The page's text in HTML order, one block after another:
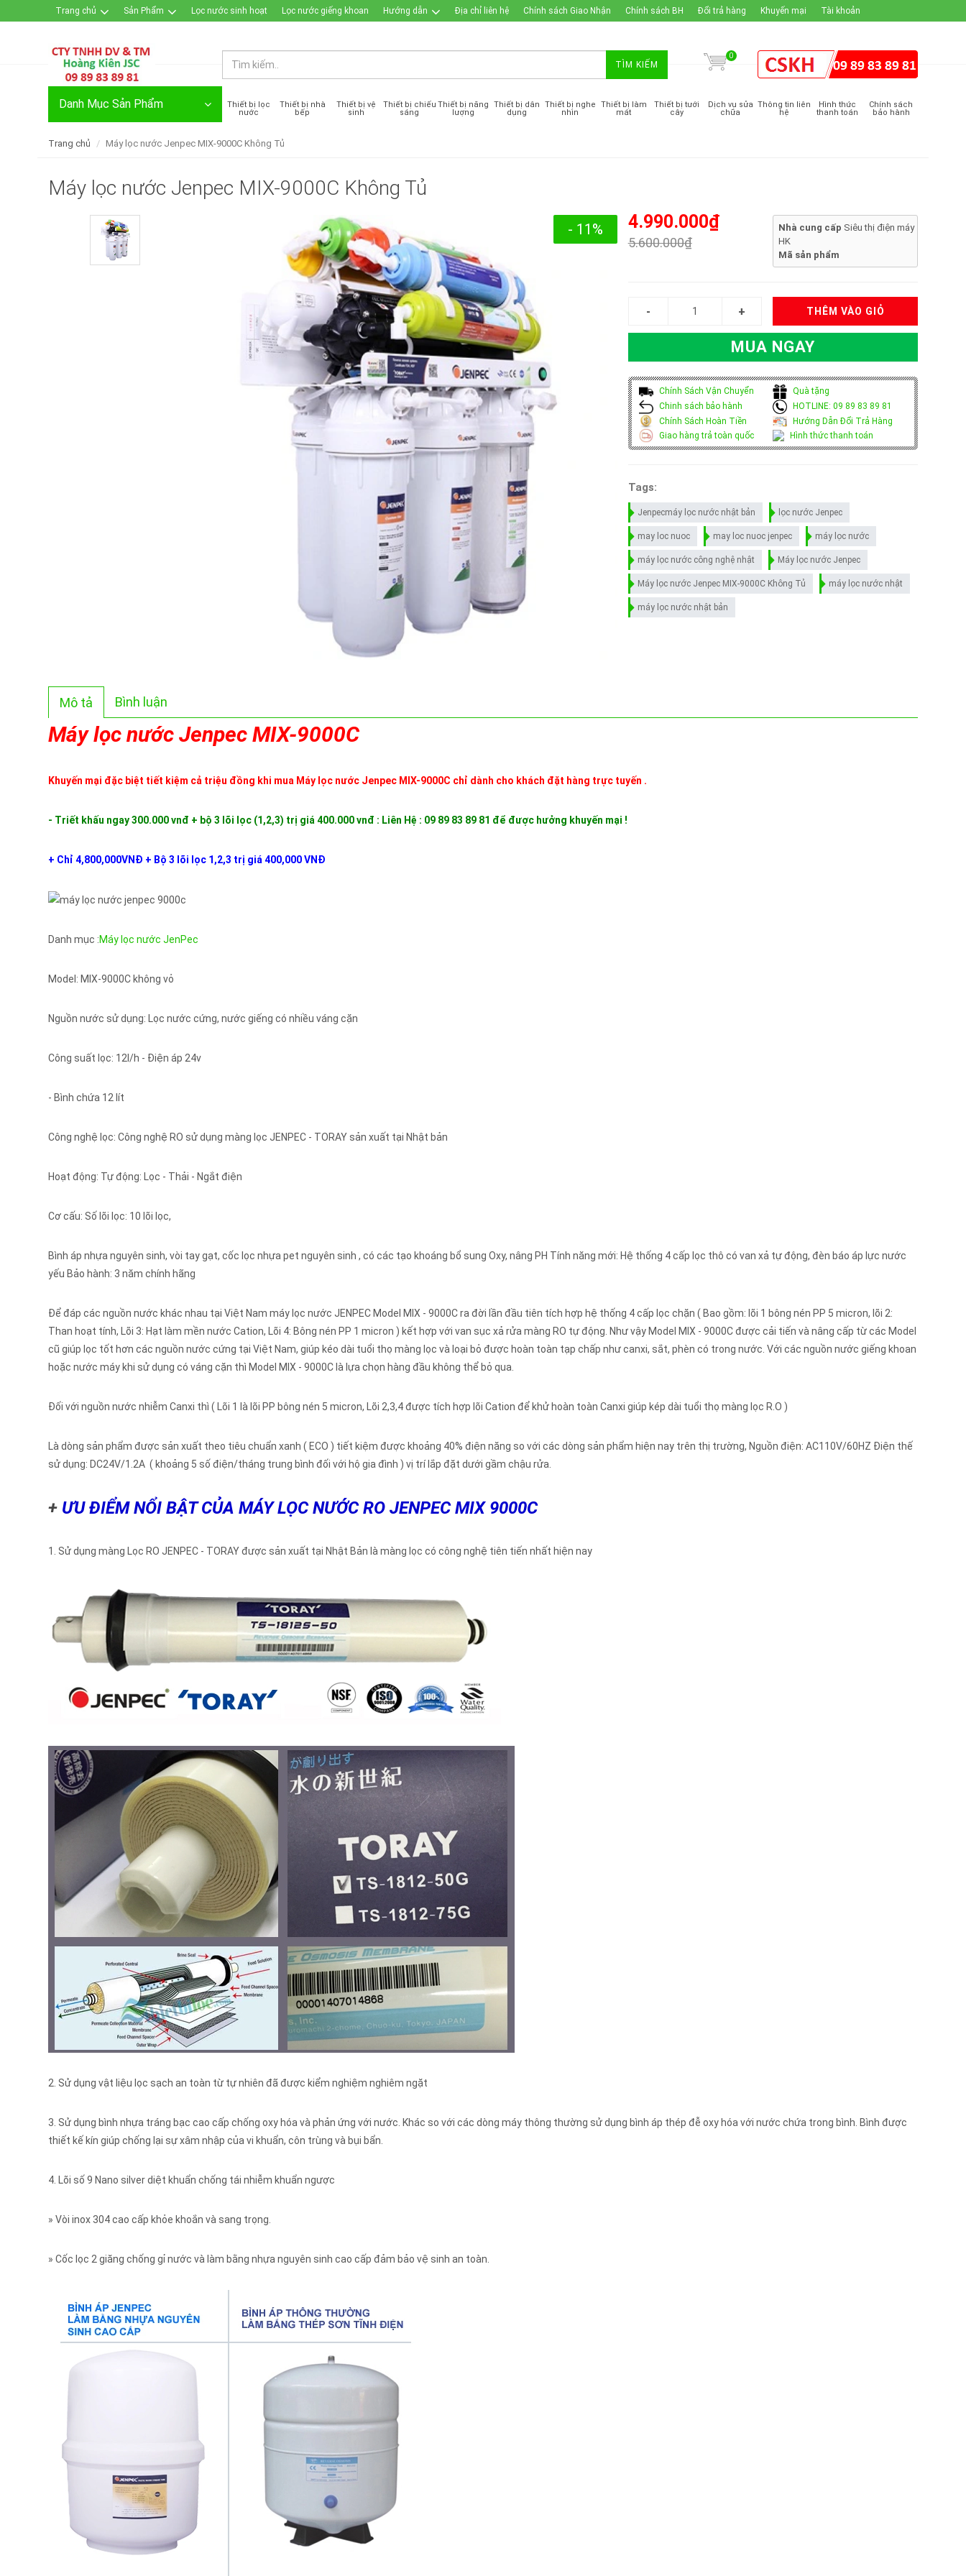
Trang chủ Sản Phẩm Lọc nước sinh hoạt Lọc nước giếng khoan Hướng dẫn Địa chỉ liên hệ Chính sách Giao Nhận Chính sách BH Đổi trả hàng Khuyến mại Tài khoản
TÌM KIẾM
0
Danh Mục Sản Phẩm
Thiết bị lọc
nước
Thiết bị nhà
bếp
Thiết bị vệ
sinh
Thiết bị chiếu
sáng
Thiết bị năng
lượng
Thiết bị dân
dụng
Thiết bị nghe
nhìn
Thiết bị làm
mát
Thiết bị tưới
cây
Dịch vụ sửa
chữa
Thông tin liên
hệ
Hình thức
thanh toán
Chính sách
bảo hành
Trang chủ Máy lọc nước Jenpec MIX-9000C Không Tủ
Máy lọc nước Jenpec MIX-9000C Không Tủ
- 11% 4.990.000₫
5.600.000₫
Nhà cung cấp Siêu thị điện máy
HK
Mã sản phẩm
THÊM VÀO GIỎ
MUA NGAY
Chính Sách Vận Chuyển
Quà tặng
Chinh sách bảo hành
HOTLINE: 09 89 83 89 81
Chính Sách Hoàn Tiền
Hướng Dẫn Đổi Trả Hàng
Giao hàng trả toàn quốc
Hình thức thanh toán
Tags:
Jenpecmáy lọc nước nhật bản lọc nước Jenpec
may loc nuoc may loc nuoc jenpec máy lọc nước
máy lọc nước công nghệ nhật Máy lọc nước Jenpec
Máy lọc nước Jenpec MIX-9000C Không Tủ máy lọc nước nhật
máy lọc nước nhật bản
Mô tả Bình luận
Máy lọc nước Jenpec MIX-9000C
Khuyến mại đặc biệt tiết kiệm cả triệu đồng khi mua Máy lọc nước Jenpec MIX-9000C chỉ dành cho khách đặt hàng trực tuyến .
- Triết khấu ngay 300.000 vnđ + bộ 3 lõi lọc (1,2,3) trị giá 400.000 vnđ : Liên Hệ : 09 89 83 89 81 để được hưởng khuyến mại !
+ Chỉ 4,800,000VNĐ + Bộ 3 lõi lọc 1,2,3 trị giá 400,000 VNĐ
Danh mục :Máy lọc nước JenPec
Model: MIX-9000C không vỏ
Nguồn nước sử dụng: Lọc nước cứng, nước giếng có nhiều váng cặn
Công suất lọc: 12l/h - Điện áp 24v
- Bình chứa 12 lít
Công nghệ lọc: Công nghệ RO sử dụng màng lọc JENPEC - TORAY sản xuất tại Nhật bản
Hoạt động: Tự động: Lọc - Thải - Ngắt điện
Cơ cấu: Số lõi lọc: 10 lõi lọc,
Bình áp nhựa nguyên sinh, vòi tay gạt, cốc lọc nhựa pet nguyên sinh , có các tạo khoáng bổ sung Oxy, nâng PH Tính năng mới: Hệ thống 4 cấp lọc thô có van xả tự động, đèn báo áp lực nước
yếu Bảo hành: 3 năm chính hãng
Để đáp các nguồn nước khác nhau tại Việt Nam máy lọc nước JENPEC Model MIX - 9000C ra đời lần đầu tiên tích hợp hệ thống 4 cấp lọc chặn ( Bao gồm: lõi 1 bông nén PP 5 micron, lõi 2:
Than hoạt tính, Lõi 3: Hạt làm mền nước Cation, Lõi 4: Bông nén PP 1 micron ) kết hợp với van sục xả rửa màng RO tự động. Như vậy Model MIX - 9000C được cải tiến và nâng cấp từ các Model
cũ giúp lọc tốt hơn các nguồn nước cứng tại Việt Nam, giúp kéo dài tuổi thọ màng lọc và loại bỏ được hoàn toàn tạp chấp như canxi, sắt, phèn có trong nước. Với các nguồn nước giếng khoan
hoặc nước máy khi sử dụng có váng cặn thì Model MIX - 9000C là lựa chọn hàng đầu không thể bỏ qua.
Đối với nguồn nước nhiễm Canxi thì ( Lõi 1 là lõi PP bông nén 5 micron, Lõi 2,3,4 được tích hợp lõi Cation để khử hoàn toàn Canxi giúp kép dài tuổi thọ màng lọc R.O )
Là dòng sản phẩm được sản xuất theo tiêu chuẩn xanh ( ECO ) tiết kiệm được khoảng 40% điện năng so với các dòng sản phẩm hiện nay trên thị trường, Nguồn điện: AC110V/60HZ Điện thế
sử dụng: DC24V/1.2A ( khoảng 5 số điện/tháng trung bình đối với hộ gia đình ) vị trí lắp đặt dưới gầm chậu rửa.
+ ƯU ĐIỂM NỔI BẬT CỦA MÁY LỌC NƯỚC RO JENPEC MIX 9000C
1. Sử dụng màng Lọc RO JENPEC - TORAY được sản xuất tại Nhật Bản là màng lọc có công nghệ tiên tiến nhất hiện nay
2. Sử dụng vật liệu lọc sạch an toàn từ tự nhiên đã được kiểm nghiệm nghiêm ngặt
3. Sử dụng bình nhựa tráng bạc cao cấp chống oxy hóa và phản ứng với nước. Khác so với các dòng máy thông thường sử dụng bình áp thép đễ oxy hóa với nước chứa trong bình. Bình được
thiết kế kín giúp chống lại sự xâm nhập của vi khuẩn, côn trùng và bụi bẩn.
4. Lõi số 9 Nano silver diệt khuẩn chống tái nhiễm khuẩn ngược
» Vòi inox 304 cao cấp khỏe khoắn và sang trọng.
» Cốc lọc 2 giăng chống gỉ nước và làm bằng nhựa nguyên sinh cao cấp đảm bảo vệ sinh an toàn.